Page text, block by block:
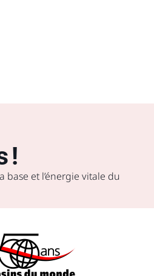
!
base et l’énergie vitale du